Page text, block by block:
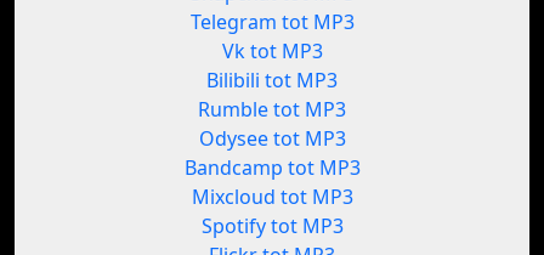
Telegram tot MP3
Vk tot MP3
Bilibili tot MP3
Rumble tot MP3
Odysee tot MP3
Bandcamp tot MP3
Mixcloud tot MP3
Spotify tot MP3